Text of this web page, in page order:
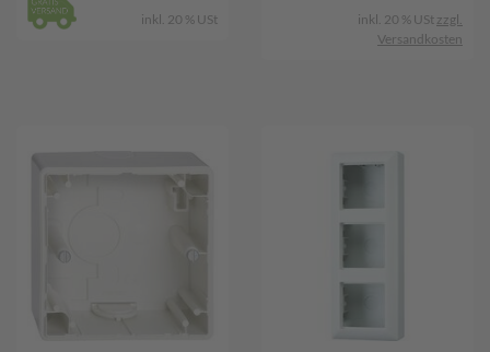
inkl. 20 % USt inkl. 20 % USt zzgl.
Versandkosten